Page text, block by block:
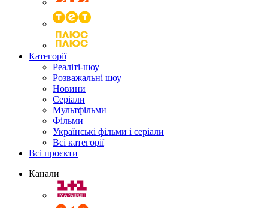
Категорії
Реаліті-шоу
Розважальні шоу
Новини
Серіали
Мультфільми
Фільми
Українські фільми і серіали
Всі категорії
Всі проєкти
Канали